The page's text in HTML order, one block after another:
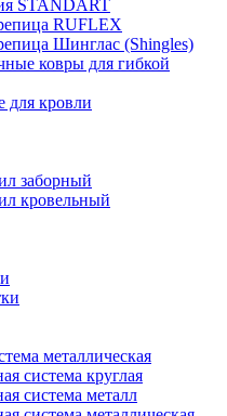
STANDART
RUFLEX
Шинглас (Shingles)
ковры для гибкой
кровли
заборный
кровельный
металлическая
система круглая
система металл